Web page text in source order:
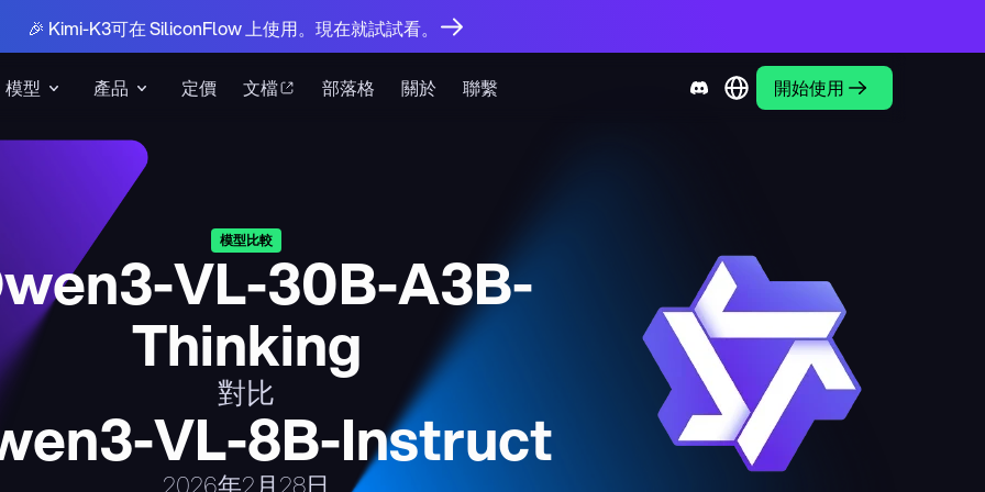
模型 產品 定價 文檔 部落格 關於 聯繫 開始使用
🎉 Kimi-K3可在 SiliconFlow 上使用。現在就試試看。
模型比較
VL-30B-A3B-
Thinking
對比
VL-8B-Instruct
2026年2月28日